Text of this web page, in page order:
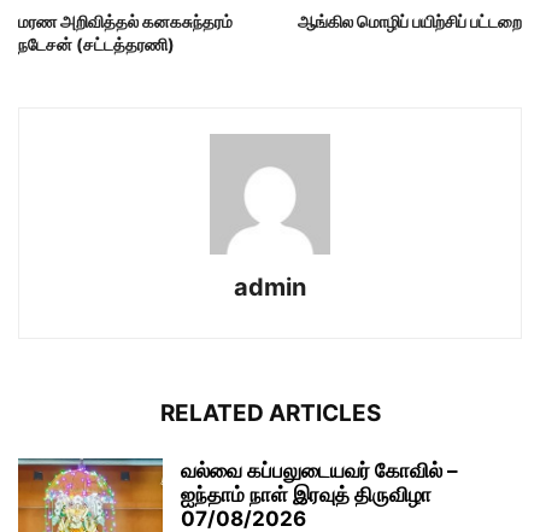
மரண அறிவித்தல் கனகசுந்தரம்
நடேசன் (சட்டத்தரணி)
ஆங்கில மொழிப் பயிற்சிப் பட்டறை
admin
RELATED ARTICLES
வல்வை கப்பலுடையவர் கோவில் –
ஐந்தாம் நாள் இரவுத் திருவிழா
07/08/2026